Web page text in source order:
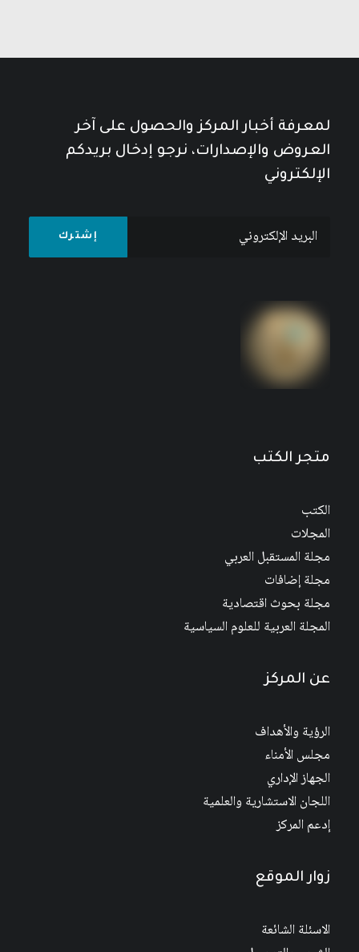
لمعرفة أخبار المركز والحصول على آخر
العروض والإصدارات، نرجو إدخال بريدكم
الإلكتروني
متجر الكتب
الكتب
المجلات
مجلة المستقبل العربي
مجلة إضافات
مجلة بحوث اقتصادية
المجلة العربية للعلوم السياسية
عن المركز
الرؤية والأهداف
مجلس الأمناء
الجهاز الإداري
اللجان الاستشارية والعلمية
إدعم المركز
زوار الموقع
الاسئلة الشائعة